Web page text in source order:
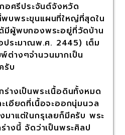
ศรีประจันต์จังหวัด
บพระขุนแผนที่ใหญ่ที่สุดใน
มีผู้พบกองพระอยู่ที่วัดบ้าน
ประมาณพ.ศ. 2445) เต็ม
ต่างๆจำนวนมากเป็น
รับ
างเป็นพระเนื้อดินทั้งหมด
เอียดที่เนื้อจะออกนุ่มนวล
าแต่ในกรุเลยก็มีครับ พระ
างนี้ จัดว่าเป็นพระศิลป